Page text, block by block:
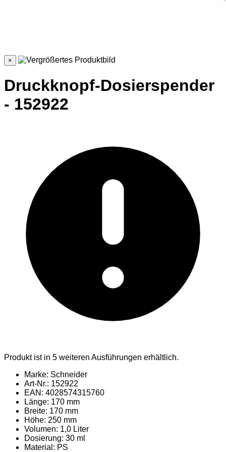
×
Druckknopf-Dosierspender
- 152922
Produkt ist in 5 weiteren Ausführungen erhältlich.
Marke: Schneider
Art-Nr.: 152922
EAN: 4028574315760
Länge: 170 mm
Breite: 170 mm
Höhe: 250 mm
Volumen: 1,0 Liter
Dosierung: 30 ml
Material : PS